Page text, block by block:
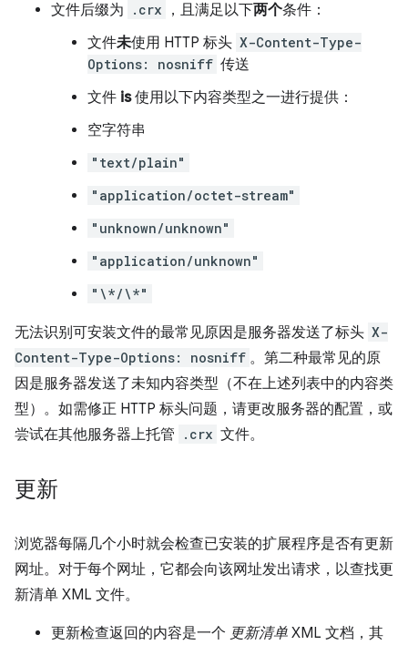
文件后缀为 .crx ，且满足以下两个条件：
文件未使用 HTTP 标头 X-Content-Type-
Options: nosniff 传送
文件 is使用以下内容类型之一进行提供：
空字符串
"text/plain"
"application/octet-stream"
"unknown/unknown"
"application/unknown"
"\*/\*"
无法识别可安装文件的最常见原因是服务器发送了标头 X-
Content-Type-Options: nosniff 。第二种最常见的原
因是服务器发送了未知内容类型（不在上述列表中的内容类
型）。如需修正 HTTP 标头问题，请更改服务器的配置，或
尝试在其他服务器上托管
.crx 文件。
更新
浏览器每隔几个小时就会检查已安装的扩展程序是否有更新
网址。对于每个网址，它都会向该网址发出请求，以查找更
新清单 XML 文件。
更新检查返回的内容是一个 更新清单 XML 文档，其